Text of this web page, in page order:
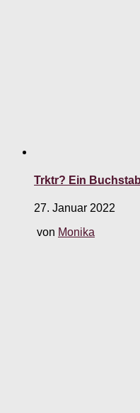
Trktr? Ein
27. Januar 2022
von Monika